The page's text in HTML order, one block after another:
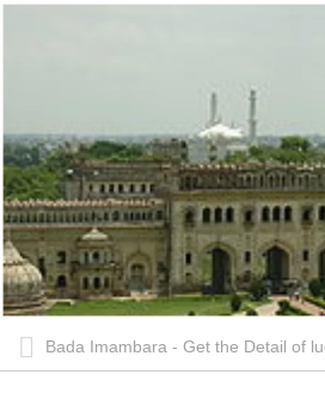
Bada Imambara - Get the Detail of